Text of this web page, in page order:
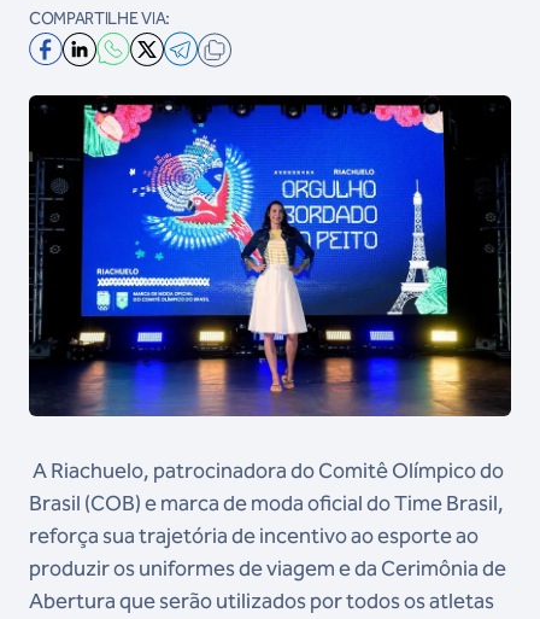
COMPARTILHE VIA:
A Riachuelo, patrocinadora do Comitê Olímpico do
Brasil (COB) e marca de moda oficial do Time Brasil,
reforça sua trajetória de incentivo ao esporte ao
produzir os uniformes de viagem e da Cerimônia de
Abertura que serão utilizados por todos os atletas